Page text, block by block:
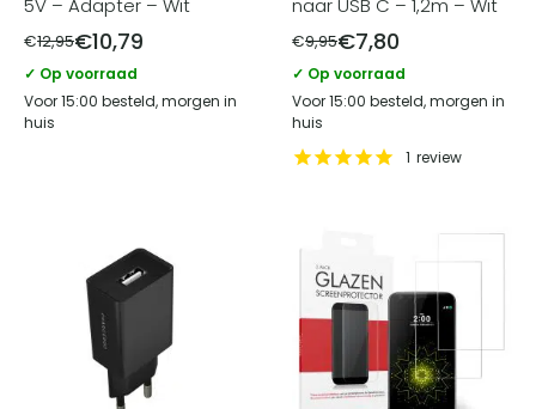
5V – Adapter – Wit
€12,95€10,79
✓ Op voorraad
Voor 15:00 besteld, morgen in
huis
naar USB C – 1,2m – Wit
€9,95€7,80
✓ Op voorraad
Voor 15:00 besteld, morgen in
huis
1 review